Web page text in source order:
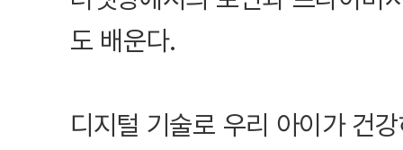
도 배운다.
디지털 기술로 우리 아이가 건